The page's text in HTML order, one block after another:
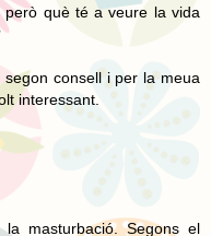
però què té a veure la vida
consell i per la meua
interessant.
masturbació. Segons el